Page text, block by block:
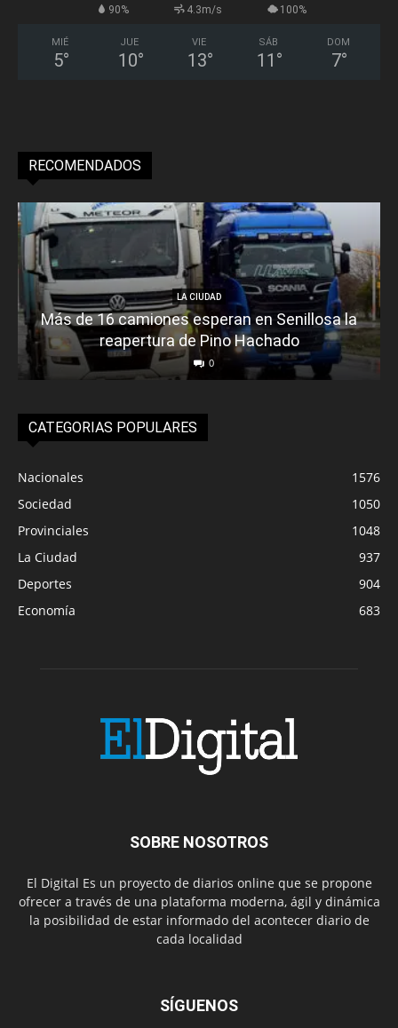
90% 4.3m/s 100%
MIÉ
5°
JUE
10°
VIE
13°
SÁB
11 °
DOM
7°
RECOMENDADOS
LA CIUDAD
Más de 16 camiones esperan en Senillosa la
reapertura de Pino Hachado
0
CATEGORIAS POPULARES
Nacionales
1576
Sociedad
1050
Provinciales
1048
La Ciudad
937
Deportes
904
Economía
683
SOBRE NOSOTROS
El Digital Es un proyecto de diarios online que se propone
ofrecer a través de una plataforma moderna, ágil y dinámica
la posibilidad de estar informado del acontecer diario de
cada localidad
SÍGUENOS